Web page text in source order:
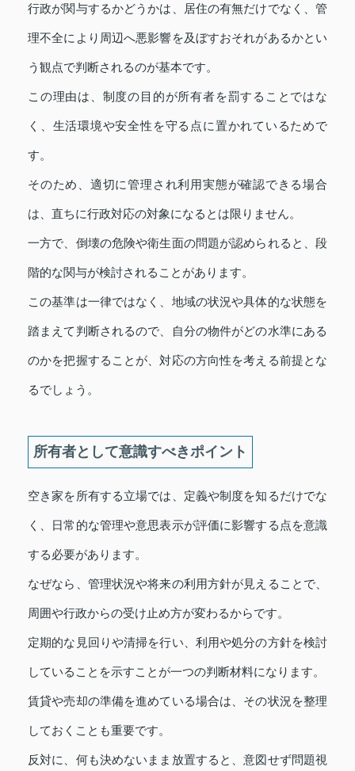
行政が関与するかどうかは、居住の有無だけでなく、管
理不全により周辺へ悪影響を及ぼすおそれがあるかとい
う観点で判断されるのが基本です。
この理由は、制度の目的が所有者を罰することではな
く、生活環境や安全性を守る点に置かれているためで
す。
そのため、適切に管理され利用実態が確認できる場合
は、直ちに行政対応の対象になるとは限りません。
一方で、倒壊の危険や衛生面の問題が認められると、段
階的な関与が検討されることがあります。
この基準は一律ではなく、地域の状況や具体的な状態を
踏まえて判断されるので、自分の物件がどの水準にある
のかを把握することが、対応の方向性を考える前提とな
るでしょう。
所有者として意識すべきポイント
空き家を所有する立場では、定義や制度を知るだけでな
く、日常的な管理や意思表示が評価に影響する点を意識
する必要があります。
なぜなら、管理状況や将来の利用方針が見えることで、
周囲や行政からの受け止め方が変わるからです。
定期的な見回りや清掃を行い、利用や処分の方針を検討
していることを示すことが一つの判断材料になります。
賃貸や売却の準備を進めている場合は、その状況を整理
しておくことも重要です。
反対に、何も決めないまま放置すると、意図せず問題視